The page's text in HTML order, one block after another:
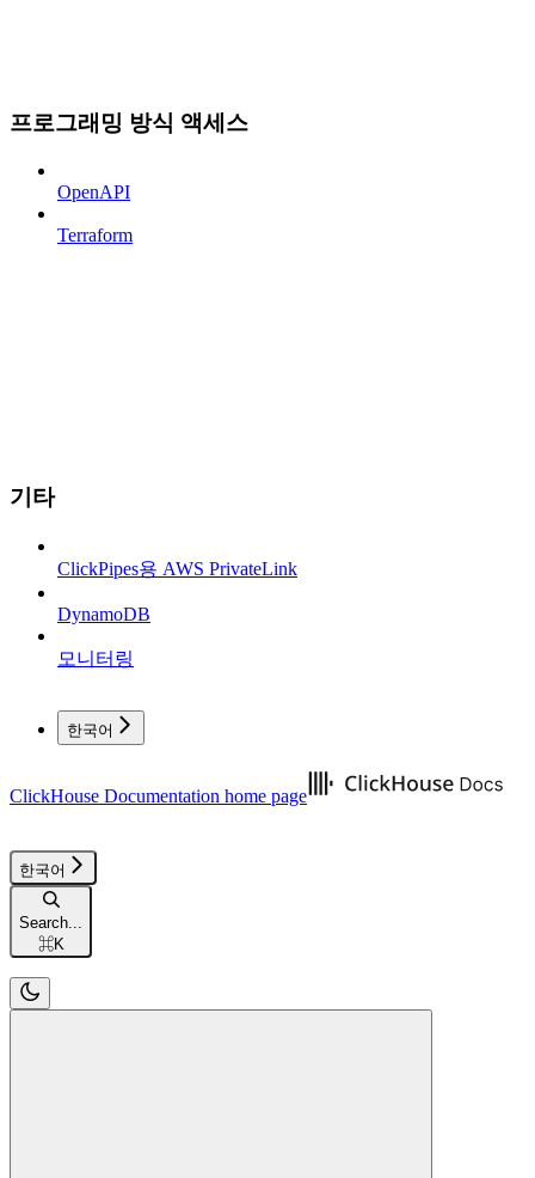
프로그래밍 방식 액세스
OpenAPI
Terraform
기타
ClickPipes용 AWS PrivateLink
DynamoDB
모니터링
한국어
ClickHouse Documentation home page
한국어
Search...
⌘K